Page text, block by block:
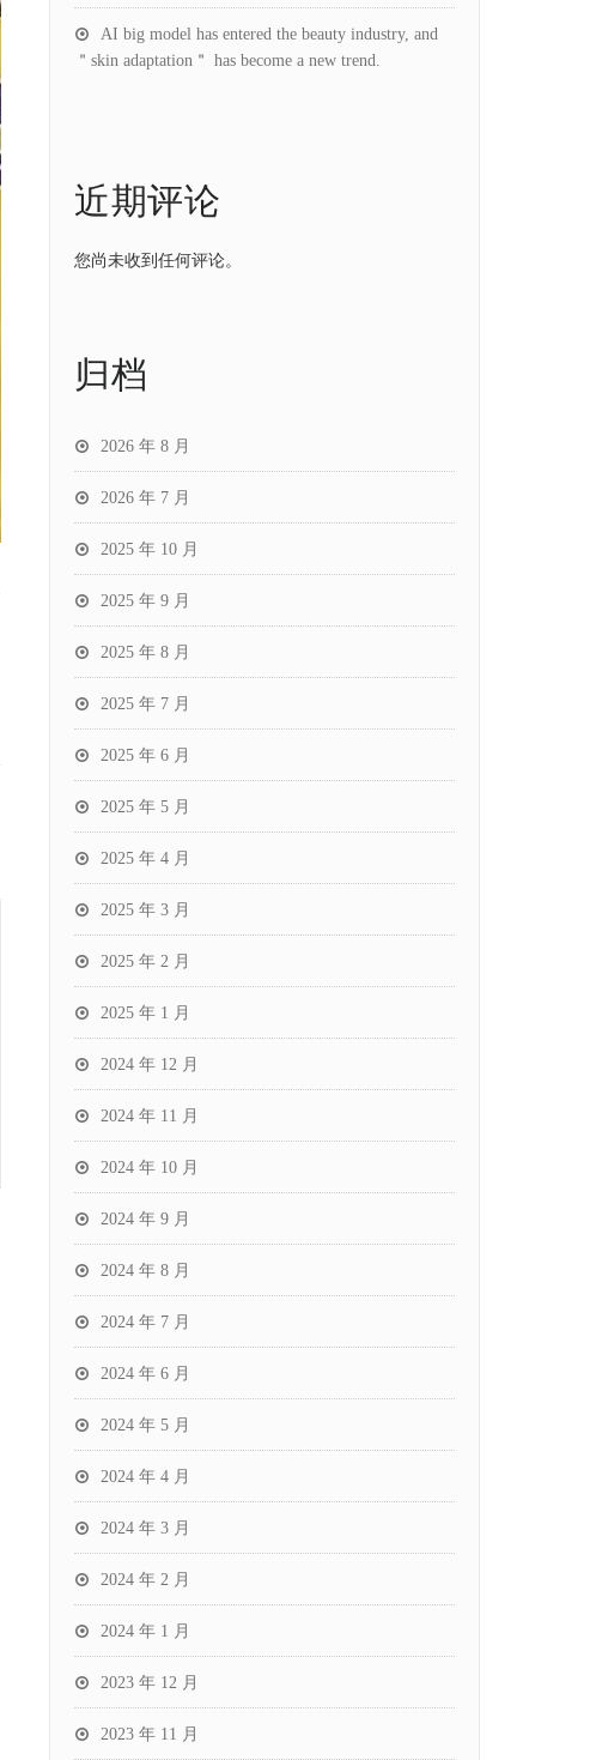
AI big model has entered the beauty industry, and
＂skin adaptation＂ has become a new trend.
近期评论
您尚未收到任何评论。
归档
2026 年 8 月
2026 年 7 月
2025 年 10 月
2025 年 9 月
2025 年 8 月
2025 年 7 月
2025 年 6 月
2025 年 5 月
2025 年 4 月
2025 年 3 月
2025 年 2 月
2025 年 1 月
2024 年 12 月
2024 年 11 月
2024 年 10 月
2024 年 9 月
2024 年 8 月
2024 年 7 月
2024 年 6 月
2024 年 5 月
2024 年 4 月
2024 年 3 月
2024 年 2 月
2024 年 1 月
2023 年 12 月
2023 年 11 月